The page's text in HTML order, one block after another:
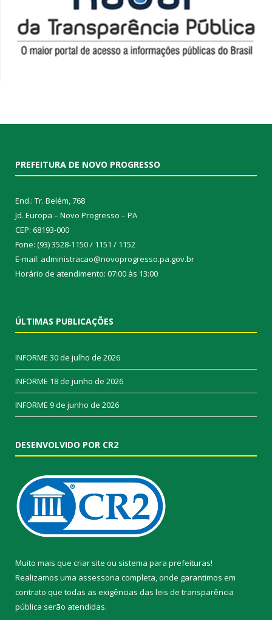
PREFEITURA DE NOVO PROGRESSO
End.: Tr. Belém, 768
Jd. Europa – Novo Progresso – PA
CEP: 68193-000
Fone: (93) 3528-1150 / 1151 / 1152
E-mail: administracao@novoprogresso.pa.gov.br
Horário de atendimento: 07:00 às 13:00
ÚLTIMAS PUBLICAÇÕES
INFORME 30 de julho de 2026
INFORME 18 de junho de 2026
INFORME 9 de junho de 2026
DESENVOLVIDO POR CR2
Muito mais que criar site ou sistema para prefeituras!
Realizamos uma assessoria completa, onde garantimos em
contrato que todas as exigências das leis de transparência
pública serão atendidas.